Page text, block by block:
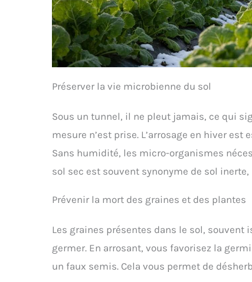
Préserver la vie microbienne du sol
Sous un tunnel, il ne pleut jamais, ce qui
mesure n’est prise. L’arrosage en hiver
Sans humidité, les micro-organismes
sol sec est souvent synonyme de sol
Prévenir la mort des graines et des plantes
Les graines présentes dans le sol,
germer. En arrosant, vous favorisez la
un faux semis. Cela vous permet de